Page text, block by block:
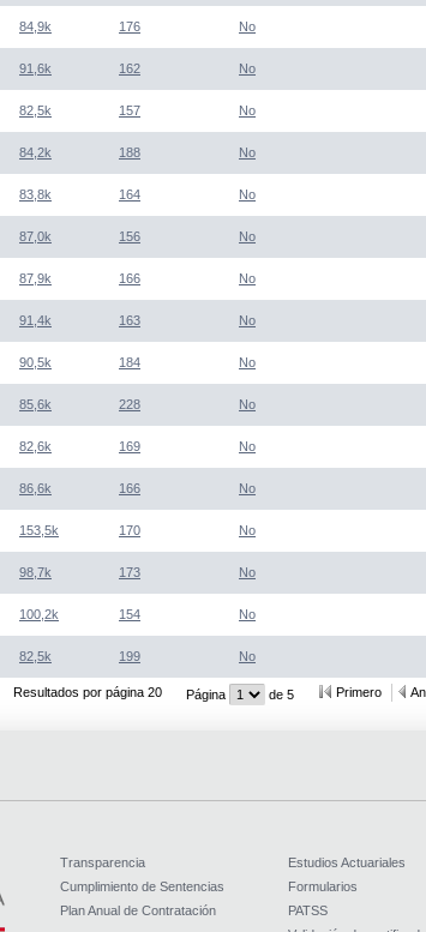
84,9k 176 No
91,6k 162 No
82,5k 157 No
84,2k 188 No
83,8k 164 No
87,0k 156 No
87,9k 166 No
91,4k 163 No
90,5k 184 No
85,6k 228 No
82,6k 169 No
86,6k 166 No
153,5k 170 No
98,7k 173 No
100,2k 154 No
82,5k 199 No
Resultados por página 20 Página de 5 Primero
Transparencia
Cumplimiento de Sentencias
Plan Anual de Contratación
Estudios Actuariales
Formularios
PATSS